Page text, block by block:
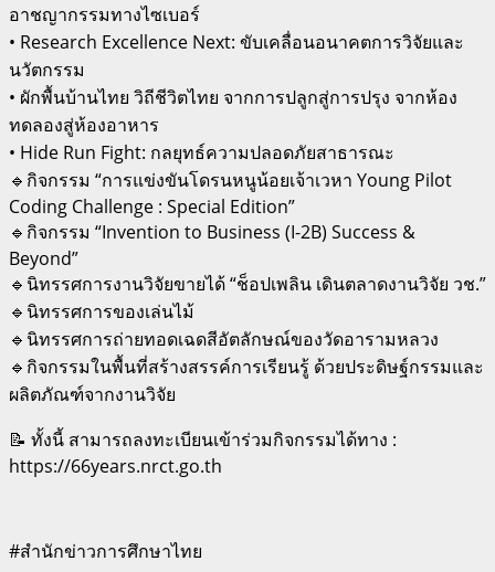
อาชญากรรมทางไซเบอร์
• Research Excellence Next: ขับเคลื่อนอนาคตการวิจัยและ
นวัตกรรม
• ผักพื้นบ้านไทย วิถีชีวิตไทย จากการปลูกสู่การปรุง จากห้อง
ทดลองสู่ห้องอาหาร
• Hide Run Fight: กลยุทธ์ความปลอดภัยสาธารณะ
🔹กิจกรรม “การแข่งขันโดรนหนูน้อยเจ้าเวหา Young Pilot
Coding Challenge : Special Edition”
🔹กิจกรรม “Invention to Business (I-2B) Success &
Beyond”
🔹นิทรรศการงานวิจัยขายได้ “ช็อปเพลิน เดินตลาดงานวิจัย วช.”
🔹นิทรรศการของเล่นไม้
🔹นิทรรศการถ่ายทอดเฉดสีอัตลักษณ์ของวัดอารามหลวง
🔹กิจกรรมในพื้นที่สร้างสรรค์การเรียนรู้ ด้วยประดิษฐ์กรรมและ
ผลิตภัณฑ์จากงานวิจัย
📝 ทั้งนี้ สามารถลงทะเบียนเข้าร่วมกิจกรรมได้ทาง :
https://66years.nrct.go.th
#สำนักข่าวการศึกษาไทย